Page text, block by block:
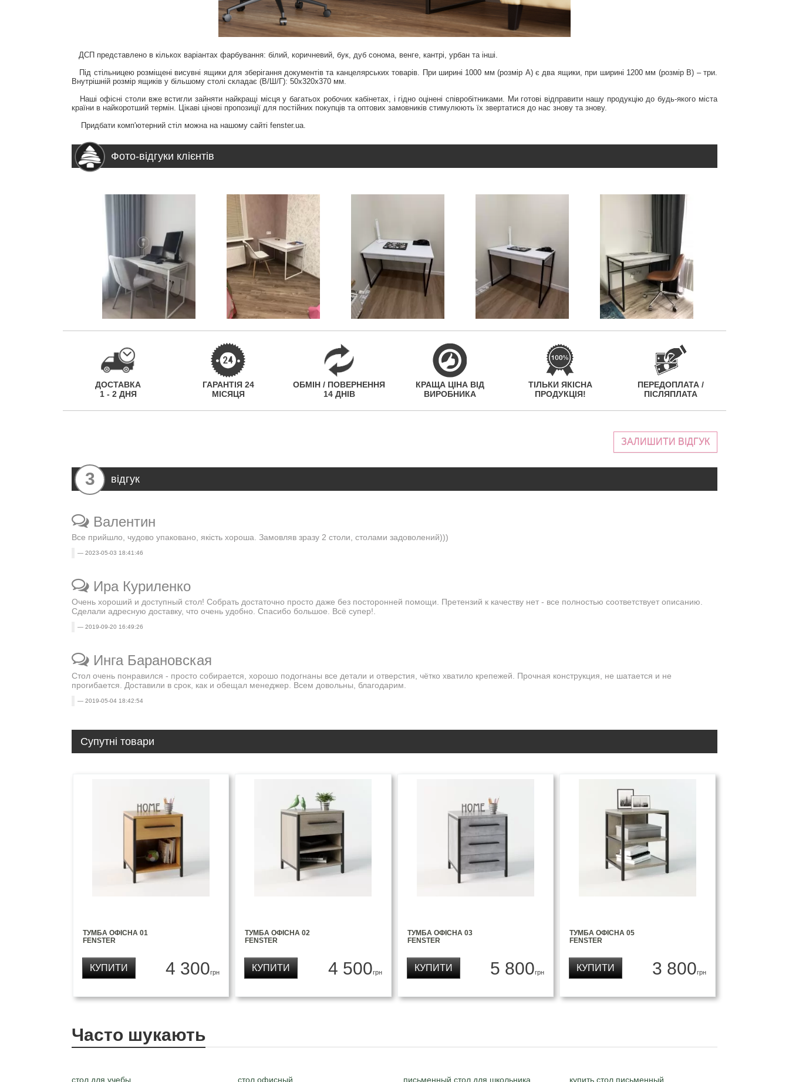
ДСП представлено в кількох варіантах фарбування: білий, коричневий, бук, дуб сонома, венге, кантрі, урбан та інші.
Під стільницею розміщені висувні ящики для зберігання документів та канцелярських товарів. При ширині 1000 мм (розмір А) є два ящики, при ширині 1200 мм (розмір В) – три.
Внутрішній розмір ящиків у більшому столі складає (В/Ш/Г): 50х320х370 мм.
Наші офісні столи вже встигли зайняти найкращі місця у багатьох робочих кабінетах, і гідно оцінені співробітниками. Ми готові відправити нашу продукцію до будь-якого міста
країни в найкоротший термін. Цікаві цінові пропозиції для постійних покупців та оптових замовників стимулюють їх звертатися до нас знову та знову.
Придбати комп'ютерний стіл можна на нашому сайті fenster.ua.
Фото-відгуки клієнтів
ДОСТАВКА
1 - 2 ДНЯ
ГАРАНТІЯ 24
МІСЯЦЯ
ОБМІН / ПОВЕРНЕННЯ
14 ДНІВ
КРАЩА ЦІНА ВІД
ВИРОБНИКА
ТІЛЬКИ ЯКІСНА
ПРОДУКЦІЯ!
ПЕРЕДОПЛАТА /
ПІСЛЯПЛАТА
ЗАЛИШИТИ ВІДГУК
3 відгук
Валентин
Все прийшло, чудово упаковано, якість хороша. Замовляв зразу 2 столи, столами задоволений)))
2023-05-03 18:41:46
Ира Куриленко
Очень хороший и доступный стол! Собрать достаточно просто даже без посторонней помощи. Претензий к качеству нет - все полностью соответствует описанию.
Сделали адресную доставку, что очень удобно. Спасибо большое. Всё супер!.
2019-09-20 16:49:26
Инга Барановская
Стол очень понравился - просто собирается, хорошо подогнаны все детали и отверстия, чётко хватило крепежей. Прочная конструкция, не шатается и не
прогибается. Доставили в срок, как и обещал менеджер. Всем довольны, благодарим.
2019-05-04 18:42:54
Супутні товари
ТУМБА ОФІСНА 01
FENSTER
4 300грн
КУПИТИ
ТУМБА ОФІСНА 02
FENSTER
4 500грн
КУПИТИ
ТУМБА ОФІСНА 03
FENSTER
5 800грн
КУПИТИ
ТУМБА ОФІСНА 05
FENSTER
3 800грн
КУПИТИ
Часто шукають
стол для учебы стол офисный письменный стол для школьника купить стол письменный